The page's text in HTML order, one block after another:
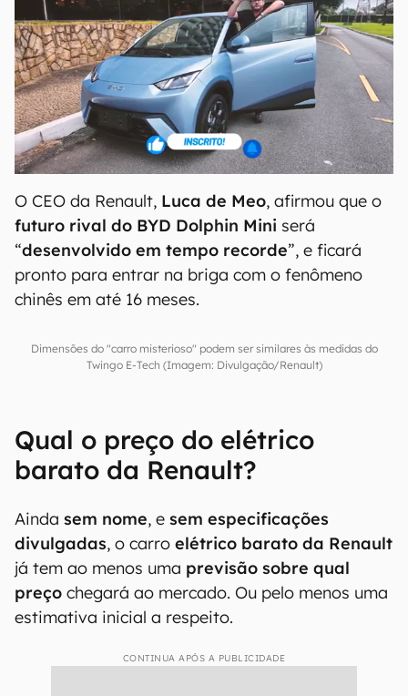
O CEO da Renault, Luca de Meo, afirmou que o
futuro rival do BYD Dolphin Mini será
“desenvolvido em tempo recorde”, e ficará
pronto para entrar na briga com o fenômeno
chinês em até 16 meses.
Dimensões do "carro misterioso" podem ser similares às medidas do
Twingo E-Tech (Imagem: Divulgação/Renault)
Qual o preço do elétrico
barato da Renault?
Ainda sem nome, e sem especificações
divulgadas, o carro elétrico barato da Renault
já tem ao menos uma previsão sobre qual
preço chegará ao mercado. Ou pelo menos uma
estimativa inicial a respeito.
CONTINUA APÓS A PUBLICIDADE